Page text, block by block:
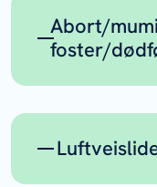
Abort/
foster/
Foster/døde